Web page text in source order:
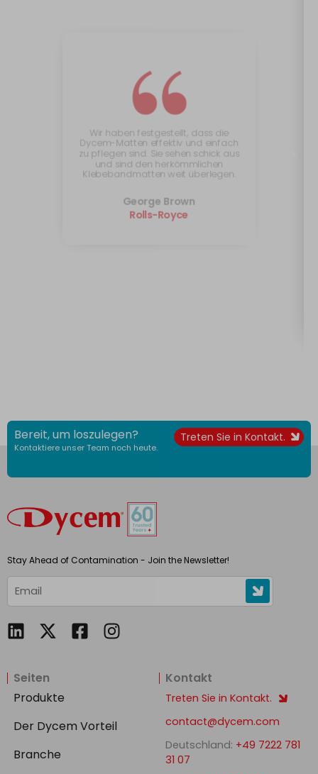
“
Wir haben festgestellt, dass die
Dycem-Matten effektiv und einfach
zu pflegen sind. Sie sehen schick aus
und sind den herkömmlichen
Klebebandmatten weit überlegen.
George Brown
Rolls-Royce
Bereit, um loszulegen?
Kontaktiere unser Team noch heute.
Treten Sie in Kontakt.
Stay Ahead of Contamination - Join the Newsletter!
L
k
e
d
i
n
F
o
o
I
g
r
Seiten
Produkte
Der Dycem Vorteil
Branche
Kontakt
Treten Sie in Kontakt.
contact@dycem.com
Deutschland: +49 7222 781
31 07